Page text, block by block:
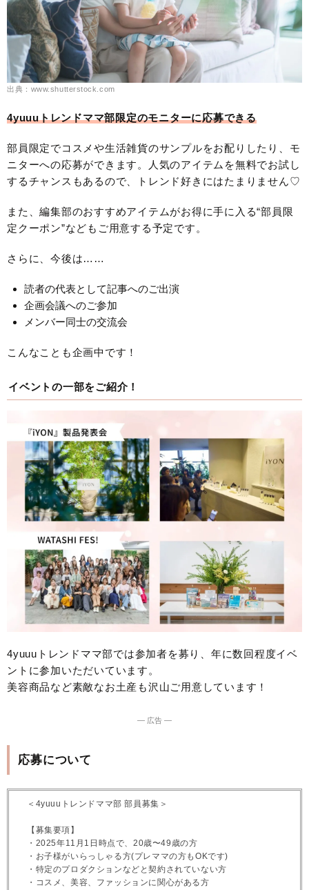
出典：www.shutterstock.com
4yuuuトレンドママ部限定のモニターに応募できる
部員限定でコスメや生活雑貨のサンプルをお配りしたり、モ
ニターへの応募ができます。人気のアイテムを無料でお試し
するチャンスもあるので、トレンド好きにはたまりません♡
また、編集部のおすすめアイテムがお得に手に入る“部員限
定クーポン”などもご用意する予定です。
さらに、今後は……
読者の代表として記事へのご出演
企画会議へのご参加
メンバー同士の交流会
こんなことも企画中です！
イベントの一部をご紹介！
4yuuuトレンドママ部では参加者を募り、年に数回程度イベ
ントに参加いただいています。
美容商品など素敵なお土産も沢山ご用意しています！
― 広告 ―
応募について
＜4yuuuトレンドママ部 部員募集＞
【募集要項】
・2025年11月1日時点で、20歳〜49歳の方
・お子様がいらっしゃる方(プレママの方もOKです)
・特定のプロダクションなどと契約されていない方
・コスメ、美容、ファッションに関心がある方